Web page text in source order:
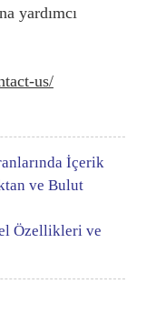
yardımcı
us/
İçerik
ve Bulut
Özellikleri ve